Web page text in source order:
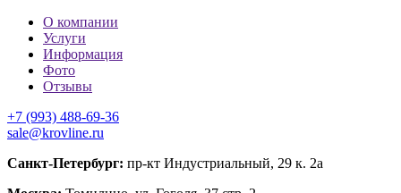
О компании
Услуги
Информация
Фото
Отзывы
+7 (993) 488-69-36
sale@krovline.ru
Санкт-Петербург: пр-кт Индустриальный, 29 к. 2а